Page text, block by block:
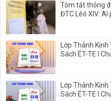
Tóm tắt thông
ĐTC Lêô XIV:
Lớp Thánh
Sách ÉT-TE I
Lớp Thánh
Sách ÉT-TE I